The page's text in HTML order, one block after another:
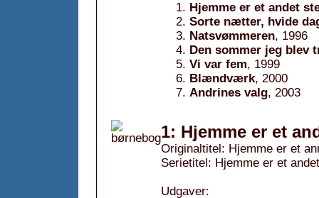
Hjemme er et andet
Sorte nætter, hvide
Natsvømmeren, 1996
Den sommer jeg blev
Vi var fem, 1999
Blændværk, 2000
Andrines valg, 2003
1: Hjemme er et
Originaltitel: Hjemme er et
Serietitel: Hjemme er et
Udgaver: